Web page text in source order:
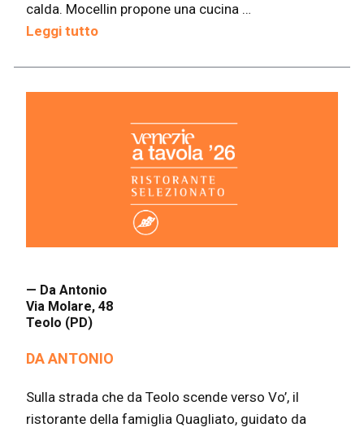
calda. Mocellin propone una cucina …
Leggi tutto
— Da Antonio
Via Molare, 48
Teolo (PD)
DA ANTONIO
Sulla strada che da Teolo scende verso Vo’, il
ristorante della famiglia Quagliato, guidato da